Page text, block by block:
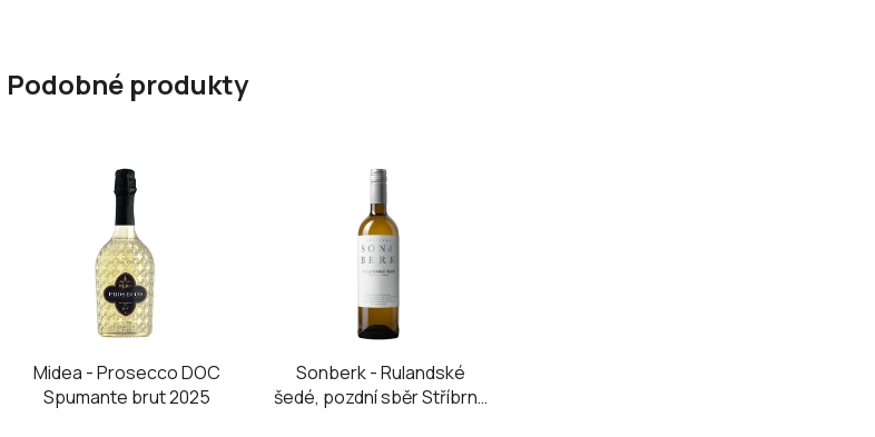
Podobné produkty
Midea - Prosecco DOC
Spumante brut 2025
Sonberk - Rulandské
šedé, pozdní sběr Stříbrný